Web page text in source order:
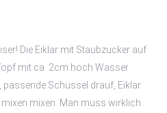
Die Eiklar mit Staubzucker auf
mit ca. 2cm hoch Wasser
passende Schüssel drauf, Eiklar
mixen. Man muss wirklich